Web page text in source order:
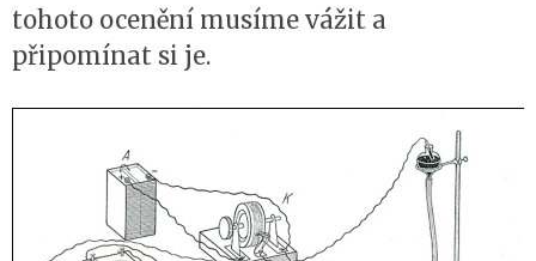
tohoto ocenění musíme vážit a
připomínat si je.